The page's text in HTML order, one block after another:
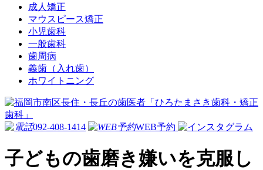
成人矯正
マウスピース矯正
小児歯科
一般歯科
歯周病
義歯（入れ歯）
ホワイトニング
092-408-1414 WEB予約
子どもの歯磨き嫌いを克服し